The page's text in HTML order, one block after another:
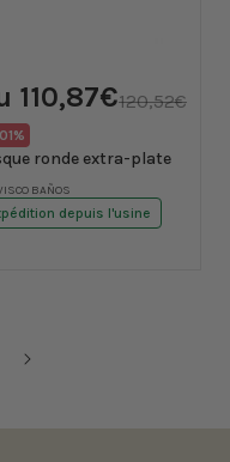
habituel
120,52€
110,87€
ronde extra-plate
:
BAÑOS
depuis l'usine